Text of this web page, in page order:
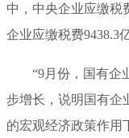
中，中央企业应缴税
企业应缴税费9438.3
“9月份，国有企
步增长，说明国有企
的宏观经济政策作用